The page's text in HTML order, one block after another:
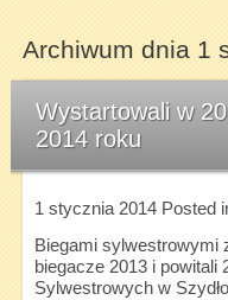
Archiwum dnia 1
Wystartowali w
2014 roku
1 stycznia 2014Posted
Biegami
biegacze 2013 i
Sylwestrowych w